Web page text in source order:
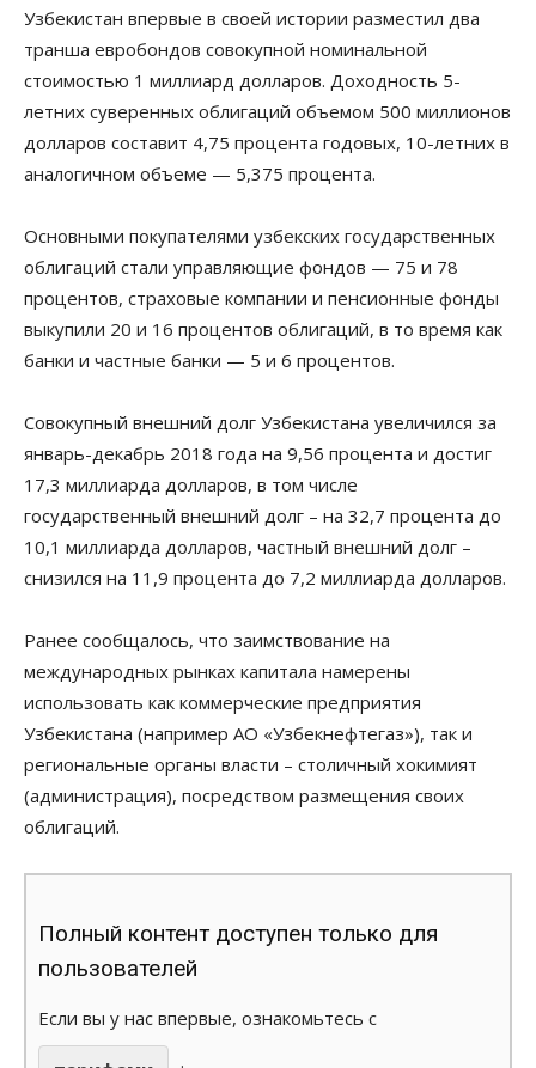
Узбекистан впервые в своей истории разместил два
транша евробондов совокупной номинальной
стоимостью 1 миллиард долларов. Доходность 5-
летних суверенных облигаций объемом 500 миллионов
долларов составит 4,75 процента годовых, 10-летних в
аналогичном объеме — 5,375 процента.
Основными покупателями узбекских государственных
облигаций стали управляющие фондов — 75 и 78
процентов, страховые компании и пенсионные фонды
выкупили 20 и 16 процентов облигаций, в то время как
банки и частные банки — 5 и 6 процентов.
Совокупный внешний долг Узбекистана увеличился за
январь-декабрь 2018 года на 9,56 процента и достиг
17,3 миллиарда долларов, в том числе
государственный внешний долг – на 32,7 процента до
10,1 миллиарда долларов, частный внешний долг –
снизился на 11,9 процента до 7,2 миллиарда долларов.
Ранее сообщалось, что заимствование на
международных рынках капитала намерены
использовать как коммерческие предприятия
Узбекистана (например АО «Узбекнефтегаз»), так и
региональные органы власти – столичный хокимият
(администрация), посредством размещения своих
облигаций.
Полный контент доступен только для
пользователей
Если вы у нас впервые, ознакомьтесь с
.